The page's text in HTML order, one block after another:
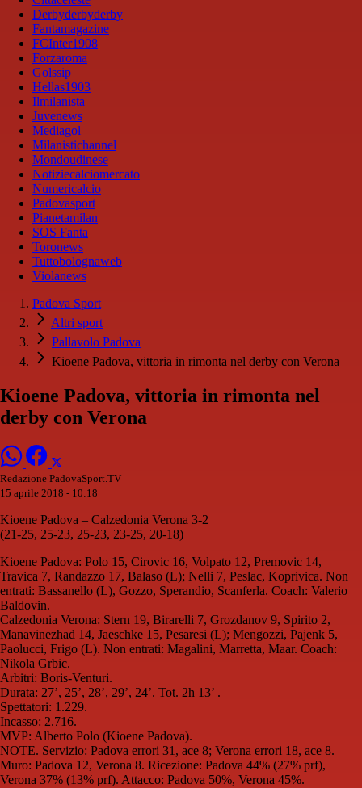
Derbyderbyderby
Fantamagazine
FCInter1908
Forzaroma
Golssip
Hellas1903
Ilmilanista
Juvenews
Mediagol
Milanistichannel
Mondoudinese
Notiziecalciomercato
Numericalcio
Padovasport
Pianetamilan
SOS Fanta
Toronews
Tuttobolognaweb
Violanews
Padova Sport
Altri sport
Pallavolo Padova
Kioene Padova, vittoria in rimonta nel derby con Verona
Kioene Padova, vittoria in rimonta nel
derby con Verona
Redazione PadovaSport.TV
15 aprile 2018 - 10:18
Kioene Padova – Calzedonia Verona 3-2
(21-25, 25-23, 25-23, 23-25, 20-18)
Kioene Padova: Polo 15, Cirovic 16, Volpato 12, Premovic 14,
Travica 7, Randazzo 17, Balaso (L); Nelli 7, Peslac, Koprivica. Non
entrati: Bassanello (L), Gozzo, Sperandio, Scanferla. Coach: Valerio
Baldovin.
Calzedonia Verona: Stern 19, Birarelli 7, Grozdanov 9, Spirito 2,
Manavinezhad 14, Jaeschke 15, Pesaresi (L); Mengozzi, Pajenk 5,
Paolucci, Frigo (L). Non entrati: Magalini, Marretta, Maar. Coach:
Nikola Grbic.
Arbitri: Boris-Venturi.
Durata: 27’, 25’, 28’, 29’, 24’. Tot. 2h 13’ .
Spettatori: 1.229.
Incasso: 2.716.
MVP: Alberto Polo (Kioene Padova).
NOTE. Servizio: Padova errori 31, ace 8; Verona errori 18, ace 8.
Muro: Padova 12, Verona 8. Ricezione: Padova 44% (27% prf),
Verona 37% (13% prf). Attacco: Padova 50%, Verona 45%.